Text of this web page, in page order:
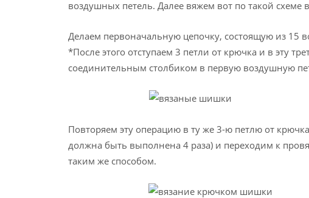
воздушных петель. Далее вяжем вот по такой
Делаем первоначальную цепочку, состоящую из 15
*После этого отступаем 3 петли от крючка и в эту
соединительным столбиком в первую воздушную
Повторяем эту операцию в ту же 3-ю петлю от
должна быть выполнена 4 раза) и переходим к
таким же способом.